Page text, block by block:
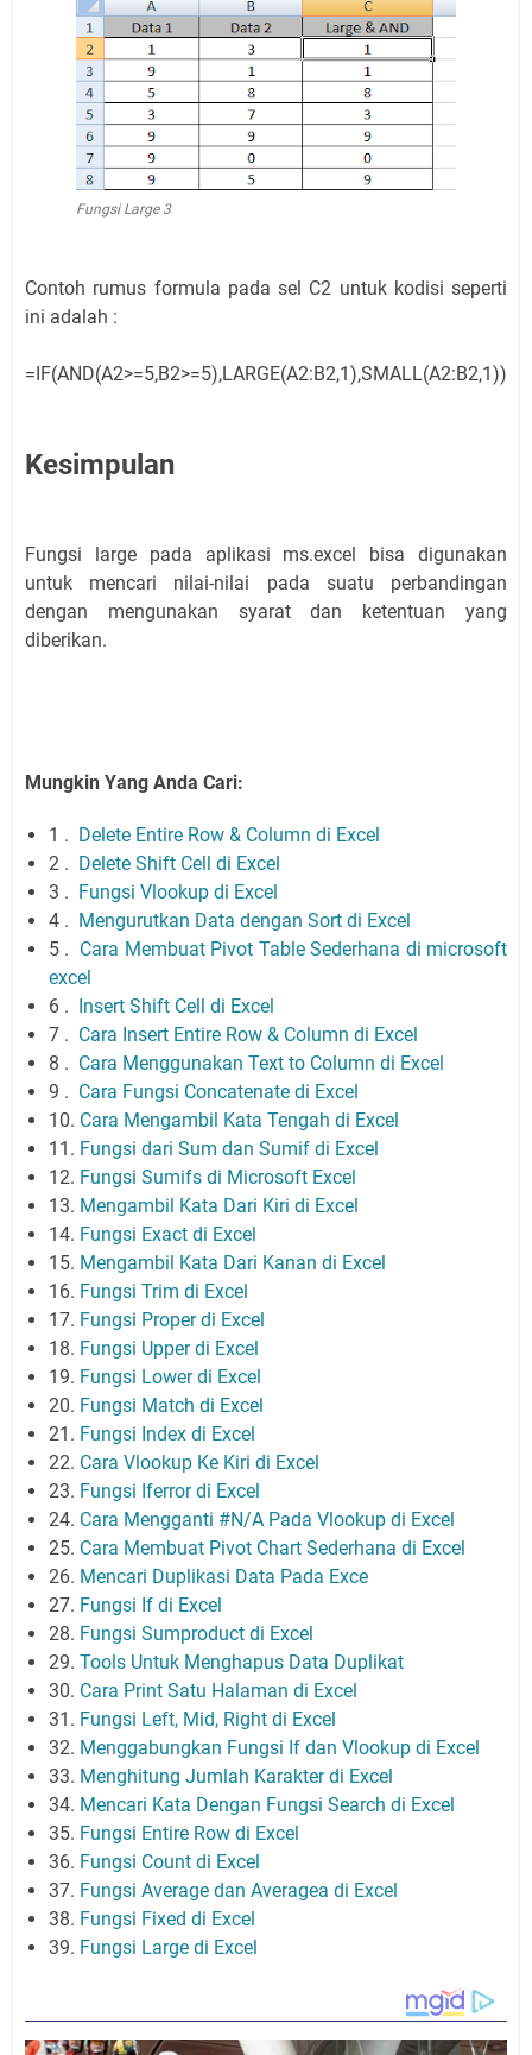
Fungsi Large 3
Contoh rumus formula pada sel C2 untuk kodisi seperti
ini adalah :
=IF(AND(A2>=5,B2>=5),LARGE(A2:B2,1),SMALL(A2:B2,1))
Kesimpulan
Fungsi large pada aplikasi ms.excel bisa digunakan
untuk mencari nilai-nilai pada suatu perbandingan
dengan mengunakan syarat dan ketentuan yang
diberikan.
Mungkin Yang Anda Cari:
1 . Delete Entire Row & Column di Excel
2 . Delete Shift Cell di Excel
3 . Fungsi Vlookup di Excel
4 . Mengurutkan Data dengan Sort di Excel
5 . Cara Membuat Pivot Table Sederhana di microsoft
excel
6 .
Insert Shift Cell di Excel
7 . Cara Insert Entire Row & Column di Excel
8 . Cara Menggunakan Text to Column di Excel
9 . Cara Fungsi Concatenate di Excel
10. Cara Mengambil Kata Tengah di Excel
11. Fungsi dari Sum dan Sumif di Excel
12. Fungsi Sumifs di Microsoft Excel
13. Mengambil Kata Dari Kiri di Excel
14. Fungsi Exact di Excel
15. Mengambil Kata Dari Kanan di Excel
16. Fungsi Trim di Excel
17. Fungsi Proper di Excel
18. Fungsi Upper di Excel
19. Fungsi Lower di Excel
20. Fungsi Match di Excel
21. Fungsi Index di Excel
22. Cara Vlookup Ke Kiri di Excel
23. Fungsi Iferror di Excel
24. Cara Mengganti #N/A Pada Vlookup di Excel
25. Cara Membuat Pivot Chart Sederhana di Excel
26. Mencari Duplikasi Data Pada Exce
27. Fungsi If di Excel
28. Fungsi Sumproduct di Excel
29. Tools Untuk Menghapus Data Duplikat
30. Cara Print Satu Halaman di Excel
31. Fungsi Left, Mid, Right di Excel
32. Menggabungkan Fungsi If dan Vlookup di Excel
33. Menghitung Jumlah Karakter di Excel
34. Mencari Kata Dengan Fungsi Search di Excel
35. Fungsi Entire Row di Excel
36. Fungsi Count di Excel
37. Fungsi Average dan Averagea di Excel
38. Fungsi Fixed di Excel
39. Fungsi Large di Excel